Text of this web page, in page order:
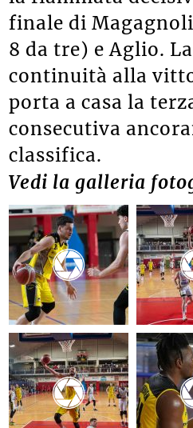
finale di
8 da tre) e Aglio.
continuità alla
porta a casala
consecutiva
classifica.
Vedi la galleria